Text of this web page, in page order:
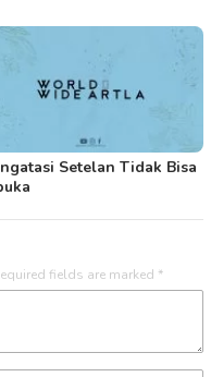
Setelan Tidak Bisa
fields are marked *